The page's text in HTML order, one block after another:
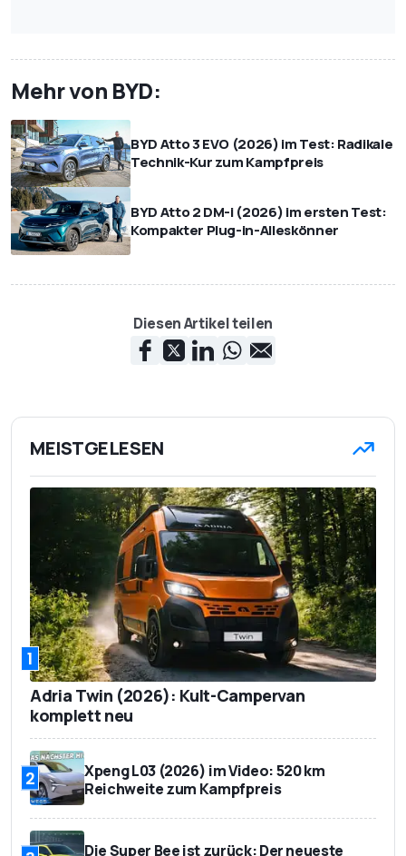
Mehr von BYD:
BYD Atto 3 EVO (2026) im Test: Radikale
Technik-Kur zum Kampfpreis
BYD Atto 2 DM-i (2026) im ersten Test:
Kompakter Plug-in-Alleskönner
Diesen Artikel teilen
MEISTGELESEN
1
Adria Twin (2026): Kult-Campervan
komplett neu
2
Xpeng L03 (2026) im Video: 520 km
Reichweite zum Kampfpreis
Die Super Bee ist zurück: Der neueste